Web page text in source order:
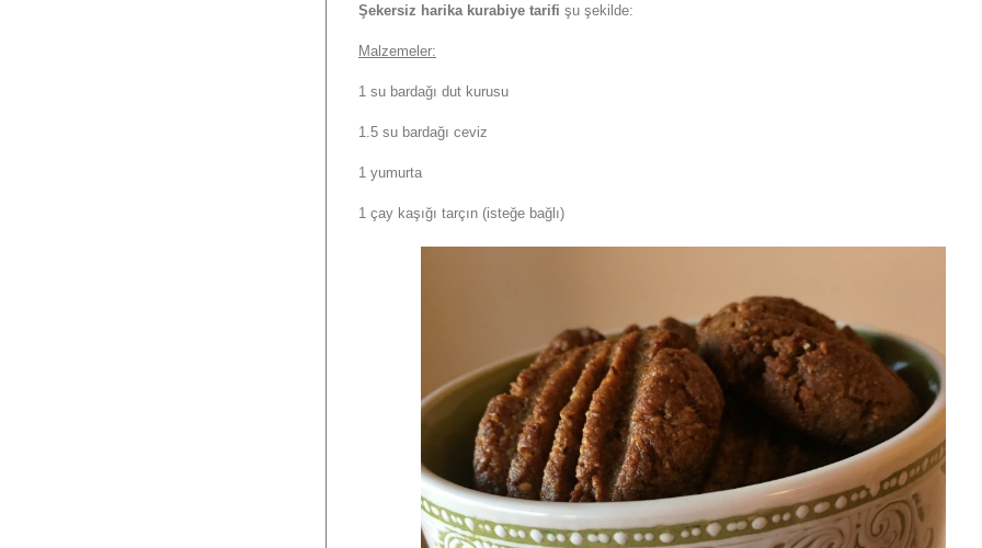
Şekersiz harika kurabiye tarifi şu şekilde:
Malzemeler:
1 su bardağı dut kurusu
1.5 su bardağı ceviz
1 yumurta
1 çay kaşığı tarçın (isteğe bağlı)